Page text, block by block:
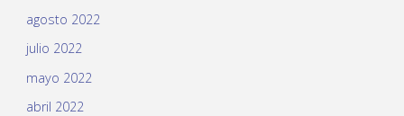
agosto 2022
julio 2022
mayo 2022
abril 2022